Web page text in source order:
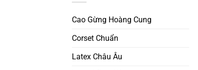
Cao Gừng Hoàng Cung
Corset Chuẩn
Latex Châu Âu